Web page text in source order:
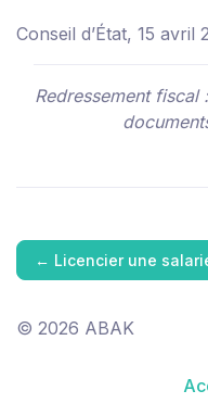
Conseil d’État, 15 avril
Redressement fiscal
← Licencier une
© 2026 ABAK